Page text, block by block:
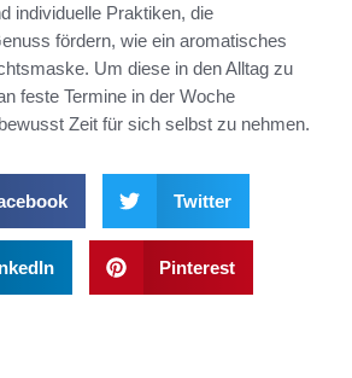
individuelle Praktiken, die
fördern, wie ein aromatisches
Um diese in den Alltag zu
feste Termine in der Woche
Zeit für sich selbst zu nehmen.
Twitter
Pinterest